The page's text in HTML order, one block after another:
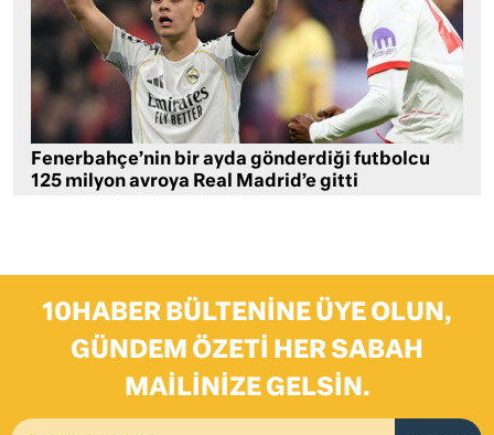
Fenerbahçe’nin bir ayda gönderdiği futbolcu
125 milyon avroya Real Madrid’e gitti
10HABER BÜLTENINE ÜYE OLUN,
GÜNDEM ÖZETI HER SABAH
MAILINIZE GELSIN.